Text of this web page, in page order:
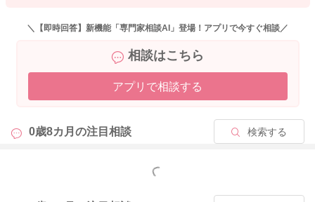
＼【即時回答】新機能「専門家相談AI」登場！アプリで今すぐ相談／
相談はこちら
アプリで相談する
0歳8カ月の注目相談 検索する
もっと見る